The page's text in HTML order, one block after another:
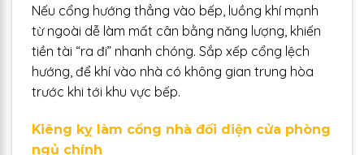
Nếu cổng hướng thẳng vào bếp, luồng khí mạnh
từ ngoài dễ làm mất cân bằng năng lượng, khiến
tiền tài “ra đi” nhanh chóng. Sắp xếp cổng lệch
hướng, để khí vào nhà có không gian trung hòa
trước khi tới khu vực bếp.
Kiêng kỵ làm cổng nhà đối diện cửa phòng
ngủ chính